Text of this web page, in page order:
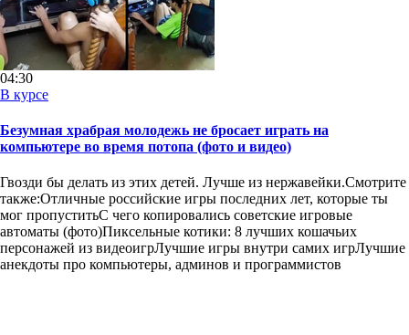
04:30
В курсе
Безумная храбрая молодежь не бросает играть на
компьютере во время потопа (фото и видео)
Гвозди бы делать из этих детей. Лучше из нержавейки.Смотрите
также:Отличные российские игры последних лет, которые ты
мог пропуститьС чего копировались советские игровые
автоматы (фото)Пиксельные котики: 8 лучших кошачьих
персонажей из видеоигрЛучшие игры внутри самих игрЛучшие
анекдоты про компьютеры, админов и программистов